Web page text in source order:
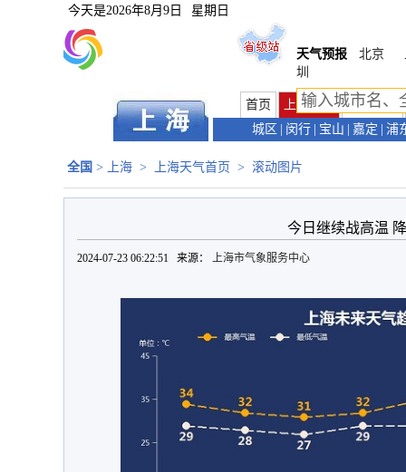
今天是2026年8月9日 星期日
天气预报 北京
圳
首页 上海首页
天气预报
城区
闵行 宝山 嘉定 浦
全国 > 上海 > 上海天气首页 > 滚动图片
今日继续战高温
2024-07-23 06:22:51 来源： 上海市气象服务中心